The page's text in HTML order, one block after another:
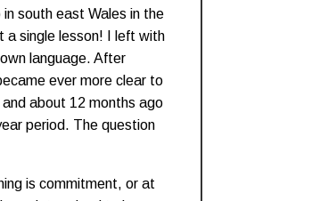
south east Wales in the
a single lesson! I left with
language. After
ever more clear to
about 12 months ago
period. The question
is commitment, or at